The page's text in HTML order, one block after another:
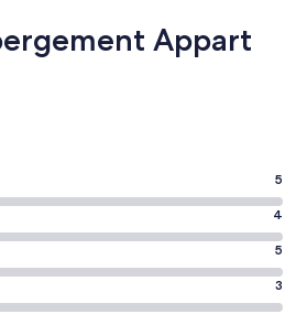
Appart
5
4
5
3